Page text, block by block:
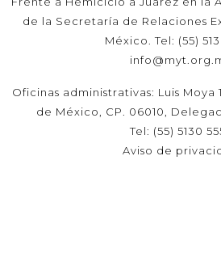
de la Secretaría de Relaciones
México. Tel: (55)
Oficinas administrativas: Luis Moya
de México, CP. 06010,
Tel: (55) 5130
Aviso de